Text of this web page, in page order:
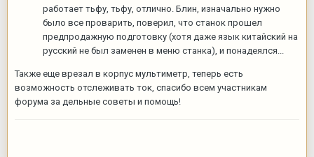
работает тьфу, тьфу, отлично. Блин, изначально нужно
было все проварить, поверил, что станок прошел
предпродажную подготовку (хотя даже язык китайский на
русский не был заменен в меню станка), и понадеялся...
Также еще врезал в корпус мультиметр, теперь есть
возможность отслеживать ток, спасибо всем участникам
форума за дельные советы и помощь!